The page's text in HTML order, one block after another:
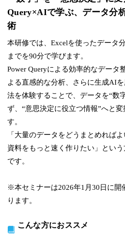
Query×AIで学ぶ、データ分
術
本研修では、Excelを使ったデータ
までを90分で学びます。
Power Queryによる効率的なデータ
よる直感的な分析、さらに生成AI
法を体験することで、データを“数
ず、“意思決定に役立つ情報”へと
す。
「大量のデータをどうまとめれば
資料をもっと速く作りたい」とい
です。
※本セミナーは2026年1月30日に
ります。
こんな方におススメ